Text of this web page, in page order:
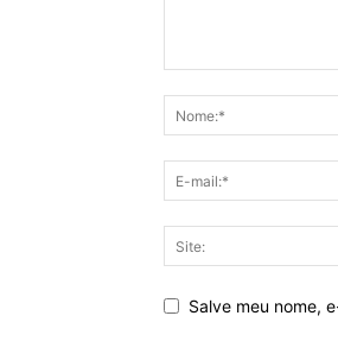
Salve meu nome,